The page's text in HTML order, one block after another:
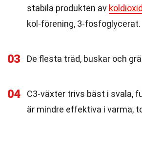
stabila produkten av
kol-förening, 3-fosfoglycerat.
03 De flesta träd, buskar och
04 C3-växter trivs bäst i svala,
är mindre effektiva i varma,